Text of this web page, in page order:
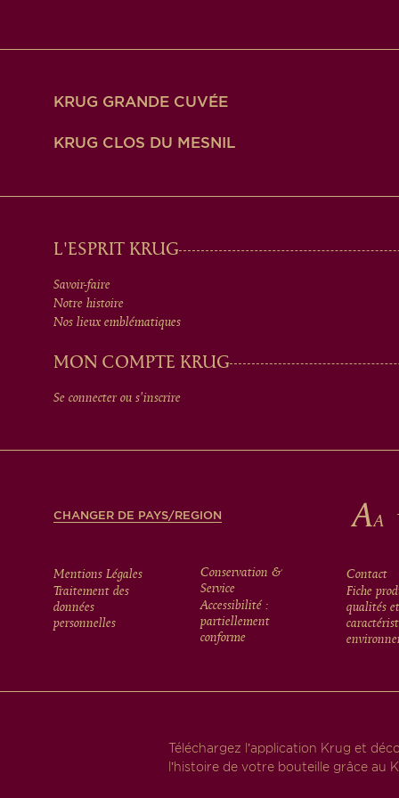
KRUG GRANDE CUVÉE
KRUG CLOS DU MESNIL
MAIN
MEN
IN
FOOTER
L'ESPRIT KRUG
Savoir-faire
Notre histoire
Nos lieux emblématiques
MON COMPTE KRUG
Se connecter ou s'inscrire
CHANGER DE PAYS/REGION
FOOTER
MENU
Mentions Légales
Traitement des
données
personnelles
Conservation &
Service
Accessibilité :
partiellement
conforme
Contact
Fiche
qualités et
Téléchargez l’application Krug et
l’histoire de votre bouteille grâce au